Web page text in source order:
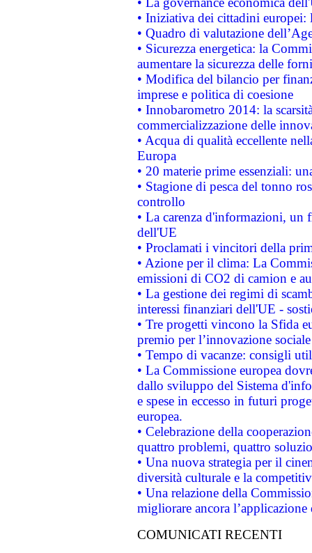
• Iniziativa dei cittadini
• Quadro di valutazione
• Sicurezza energetica: la
aumentare la sicurezza delle
• Modifica del bilancio per
imprese e politica di coesione
• Innobarometro 2014: la
commercializzazione delle
• Acqua di qualità eccellente
Europa
• 20 materie prime essenziali:
• Stagione di pesca del tonno
controllo
• La carenza d'informazioni, un
dell'UE
• Proclamati i vincitori della
• Azione per il clima: La
emissioni di CO2 di camion e
• La gestione dei regimi di
interessi finanziari dell'UE -
• Tre progetti vincono la Sfida
premio per l’innovazione sociale
• Tempo di vacanze: consigli
• La Commissione europea
dallo sviluppo del Sistema
e spese in eccesso in futuri
europea.
• Celebrazione della
quattro problemi, quattro
• Una nuova strategia per il
diversità culturale e la
• Una relazione della
migliorare ancora
COMUNICATI RECENTI